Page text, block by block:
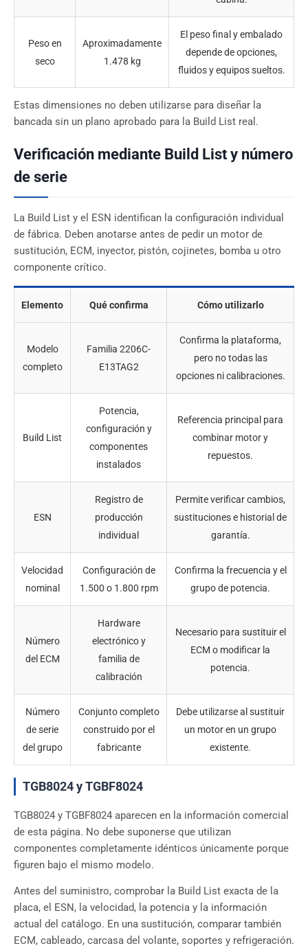
Peso en
seco
Aproximadamente
1.478 kg
El peso final y embalado
depende de opciones,
fluidos y equipos sueltos.
Estas dimensiones no deben utilizarse para diseñar la
bancada sin un plano aprobado para la Build List real.
Verificación mediante Build List y número
de serie
La Build List y el ESN identifican la configuración individual
de fábrica. Deben anotarse antes de pedir un motor de
sustitución, ECM, inyector, pistón, cojinetes, bomba u otro
componente crítico.
Elemento Qué confirma Cómo utilizarlo
Modelo
completo
Familia 2206C-
E13TAG2
Confirma la plataforma,
pero no todas las
opciones ni calibraciones.
Build List
Potencia,
configuración y
componentes
instalados
Referencia principal para
combinar motor y
repuestos.
ESN
Registro de
producción
individual
Permite verificar cambios,
sustituciones e historial de
garantía.
Velocidad
nominal
Configuración de
1.500 o 1.800 rpm
Confirma la frecuencia y el
grupo de potencia.
Número
del ECM
Hardware
electrónico y
familia de
calibración
Necesario para sustituir el
ECM o modificar la
potencia.
Número
de serie
del grupo
Conjunto completo
construido por el
fabricante
Debe utilizarse al sustituir
un motor en un grupo
existente.
TGB8024 y TGBF8024
TGB8024 y TGBF8024 aparecen en la información comercial
de esta página. No debe suponerse que utilizan
componentes completamente idénticos únicamente porque
figuren bajo el mismo modelo.
Antes del suministro, comprobar la Build List exacta de la
placa, el ESN, la velocidad, la potencia y la información
actual del catálogo. En una sustitución, comparar también
ECM, cableado, carcasa del volante, soportes y refrigeración.